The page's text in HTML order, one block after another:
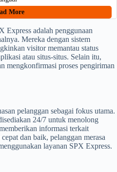
More
Express adalah penggunaan
Mereka dengan sistem
visitor memantau status
atau situs-situs. Selain itu,
mengkonfirmasi proses pengiriman
pelanggan sebagai fokus utama.
24/7 untuk menolong
informasi terkait
dan baik, pelanggan merasa
layanan SPX Express.